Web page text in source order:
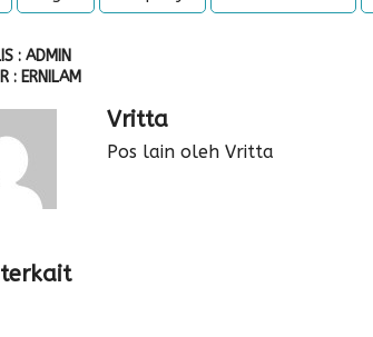
: ADMIN
: ERNILAM
Vritta
Pos lain oleh Vritta
terkait